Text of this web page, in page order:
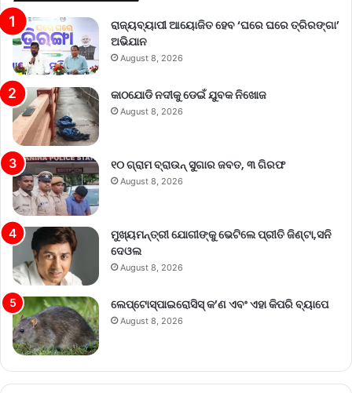
ରାଜ୍ୟବ୍ୟାପୀ ଆୟୋଜିତ ହେବ ‘ଘରେ ଘରେ ତ୍ରିରଙ୍ଗା’
ଅଭିଯାନ
August 8, 2026
କାଠଯୋଡି ନଦୀକୁ ଡେଇଁ ଯୁବକ ନିଖୋଜ
August 8, 2026
୧୦ ଗ୍ରାମ ବ୍ରାଉନ୍ ସୁଗାର ଜବତ, ୩ ଗିରଫ
August 8, 2026
ମୁଖ୍ୟମନ୍ତ୍ରୀ ଯୋଗୀଙ୍କୁ ଭେଟିଲେ ପ୍ରୀତି ଜିଣ୍ଟା,ସନି
ଦେଓଲ
August 8, 2026
ଲେପ୍ଟୋସ୍ପାଇରୋସିସ୍ କ’ଣ ଏବଂ ଏହା କିପରି ବ୍ୟାପେ
August 8, 2026